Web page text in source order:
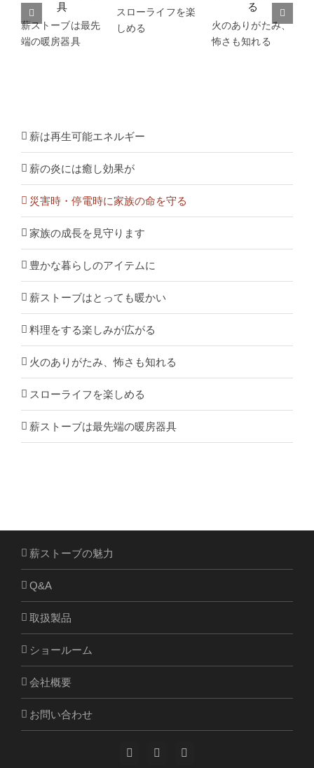
薪ストーブは最先
端の暖房器具
スローライフを楽
しめる
火のありがたみ、
怖さも知れる
薪は再生可能エネルギー
薪の炎には癒し効果が
災害時・停電時に家族の命を守る
家族の成長を見守ります
豊かな暮らしのアイテムに
薪ストーブはとっても暖かい
料理をする楽しみが広がる
火のありがたみ、怖さも知れる
スローライフを楽しめる
薪ストーブは最先端の暖房器具
薪ストーブの魅力
Q&A
取扱製品
ショールーム
会社概要
お問い合わせ